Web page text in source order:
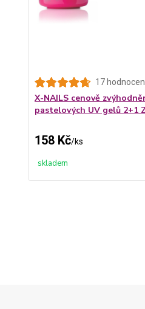
17
X-NAILS cenově
pastelových UV gelů 2+1
158 Kč/ks
skladem